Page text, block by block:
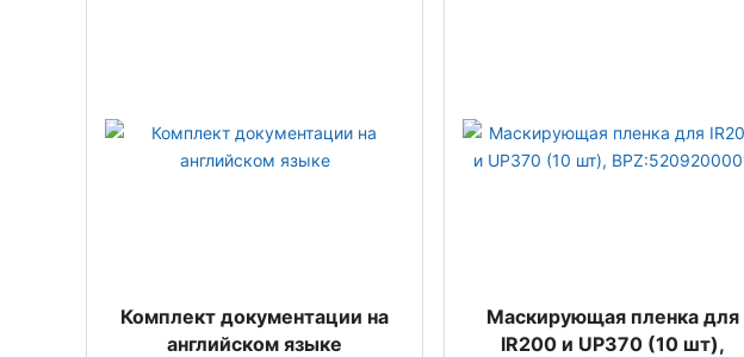
Комплект документации на
английском языке
Маскирующая пленка для
IR200 и UP370 (10 шт),